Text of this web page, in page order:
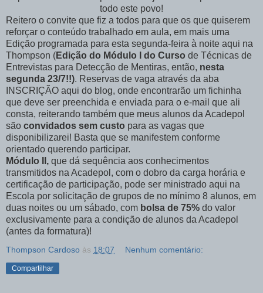
todo este povo!
Reitero o convite que fiz a todos para que os que quiserem
reforçar o conteúdo trabalhado em aula, em mais uma
Edição programada para esta segunda-feira à noite aqui na
Thompson (Edição do Módulo I do Curso de Técnicas de
Entrevistas para Detecção de Mentiras, então, nesta
segunda 23/7!!). Reservas de vaga através da aba
INSCRIÇÃO aqui do blog, onde encontrarão um fichinha
que deve ser preenchida e enviada para o e-mail que ali
consta, reiterando também que meus alunos da Acadepol
são convidados sem custo para as vagas que
disponibilizarei! Basta que se manifestem conforme
orientado querendo participar.
Módulo II, que dá sequência aos conhecimentos
transmitidos na Acadepol, com o dobro da carga horária e
certificação de participação, pode ser ministrado aqui na
Escola por solicitação de grupos de no mínimo 8 alunos, em
duas noites ou um sábado, com bolsa de 75% do valor
exclusivamente para a condição de alunos da Acadepol
(antes da formatura)!
Thompson Cardoso às 18:07 Nenhum comentário:
Compartilhar